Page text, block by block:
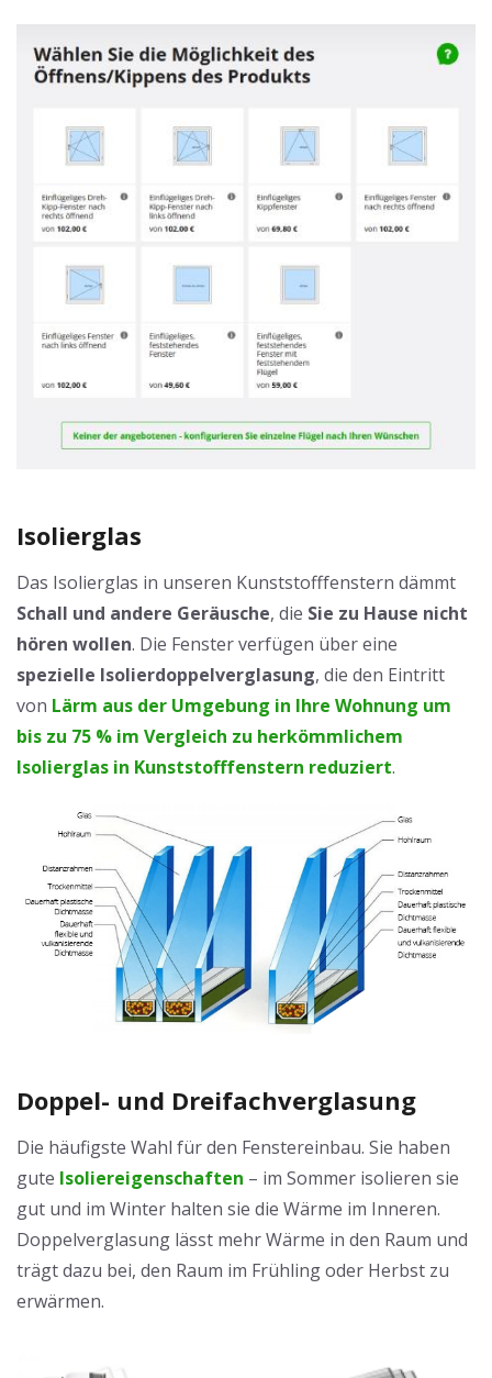
Isolierglas
Das Isolierglas in unseren Kunststofffenstern dämmt
Schall und andere Geräusche, die Sie zu Hause nicht
hören wollen. Die Fenster verfügen über eine
spezielle Isolierdoppelverglasung, die den Eintritt
von Lärm aus der Umgebung in Ihre Wohnung um
bis zu 75 % im Vergleich zu herkömmlichem
Isolierglas in Kunststofffenstern reduziert.
Doppel- und Dreifachverglasung
Die häufigste Wahl für den Fenstereinbau. Sie haben
gute Isoliereigenschaften – im Sommer isolieren sie
gut und im Winter halten sie die Wärme im Inneren.
Doppelverglasung lässt mehr Wärme in den Raum und
trägt dazu bei, den Raum im Frühling oder Herbst zu
erwärmen.